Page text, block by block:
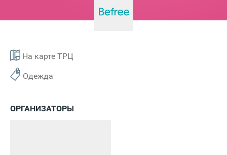
На карте ТРЦ
Одежда
ОРГАНИЗАТОРЫ